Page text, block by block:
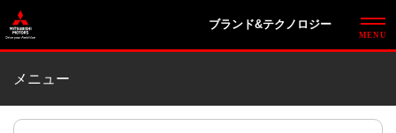
ブランド&テクノロジー
メニュー